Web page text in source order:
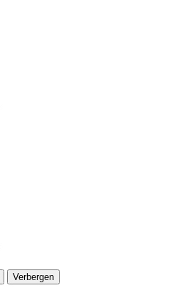
Verbergen